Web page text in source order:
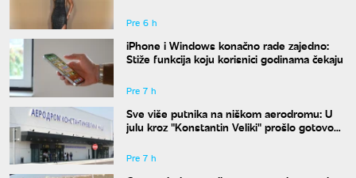
Pre 6 h
iPhone i Windows konačno rade zajedno:
Stiže funkcija koju korisnici godinama čekaju
Pre 7 h
Sve više putnika na niškom aerodromu: U
julu kroz "Konstantin Veliki" prošlo gotovo
Pre 7 h